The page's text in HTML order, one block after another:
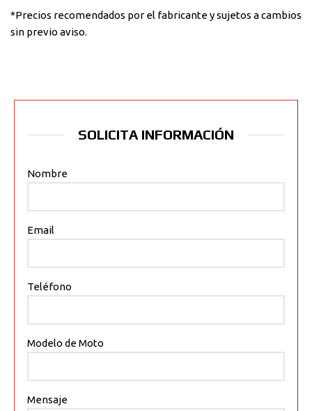
*Precios recomendados por el fabricante y sujetos a cambios
sin previo aviso.
SOLICITA INFORMACIÓN
Nombre
Email
Teléfono
Modelo de Moto
Mensaje